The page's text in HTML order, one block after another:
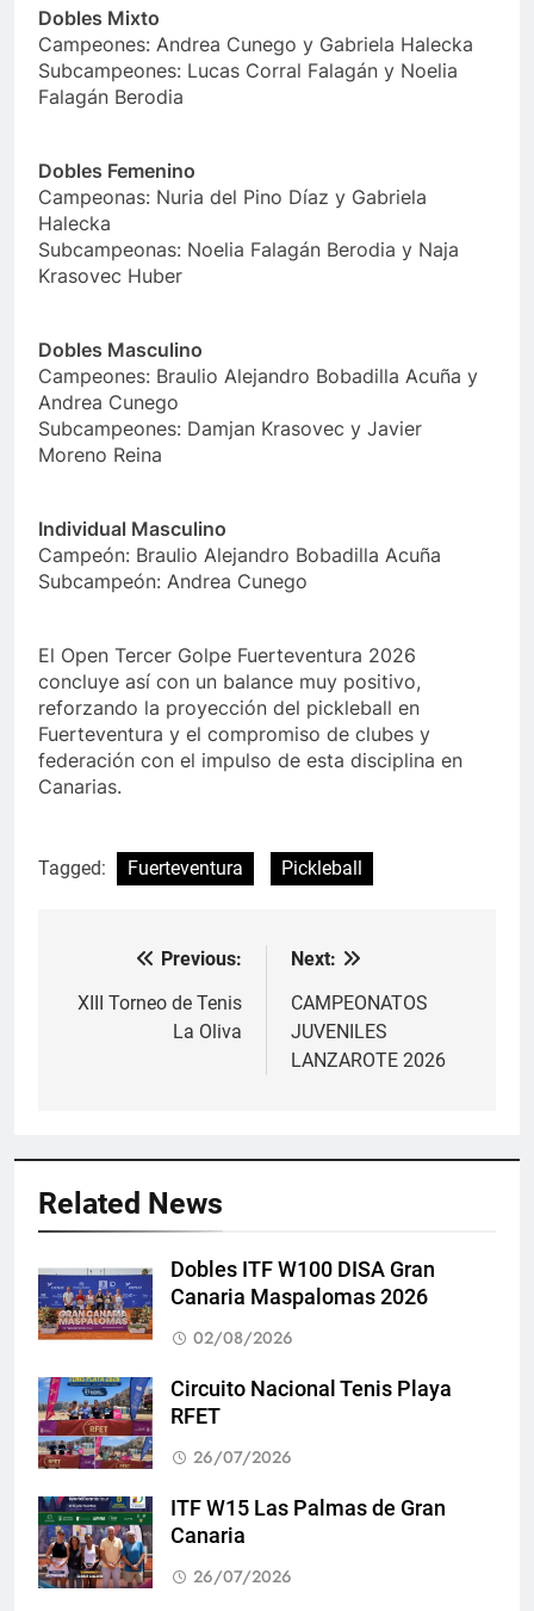
Dobles Mixto
Campeones: Andrea Cunego y Gabriela Halecka
Subcampeones: Lucas Corral Falagán y Noelia
Falagán Berodia
Dobles Femenino
Campeonas: Nuria del Pino Díaz y Gabriela
Halecka
Subcampeonas: Noelia Falagán Berodia y Naja
Krasovec Huber
Dobles Masculino
Campeones: Braulio Alejandro Bobadilla Acuña y
Andrea Cunego
Subcampeones: Damjan Krasovec y Javier
Moreno Reina
Individual Masculino
Campeón: Braulio Alejandro Bobadilla Acuña
Subcampeón: Andrea Cunego
El Open Tercer Golpe Fuerteventura 2026
concluye así con un balance muy positivo,
reforzando la proyección del pickleball en
Fuerteventura y el compromiso de clubes y
federación con el impulso de esta disciplina en
Canarias.
Tagged: Fuerteventura Pickleball
Navegación
de
Previous:
XIII Torneo de Tenis
La Oliva
Next:
CAMPEONATOS
JUVENILES
LANZAROTE 2026
Related News
Dobles ITF W100 DISA Gran
Canaria Maspalomas 2026
02/08/2026
Circuito Nacional Tenis Playa
RFET
26/07/2026
ITF W15 Las Palmas de Gran
Canaria
26/07/2026